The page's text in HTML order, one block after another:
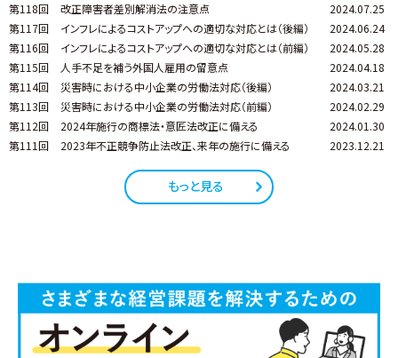
第118回
改正障害者差別解消法の注意点
2024.07.25
第117回
インフレによるコストアップへの適切な対応とは（後編）
2024.06.24
第116回
インフレによるコストアップへの適切な対応とは（前編）
2024.05.28
第115回
人手不足を補う外国人雇用の留意点
2024.04.18
第114回
災害時における中小企業の労働法対応（後編）
2024.03.21
第113回
災害時における中小企業の労働法対応（前編）
2024.02.29
第112回
2024年施行の商標法・意匠法改正に備える
2024.01.30
第111回
2023年不正競争防止法改正、来年の施行に備える 2023.12.21
もっと見る